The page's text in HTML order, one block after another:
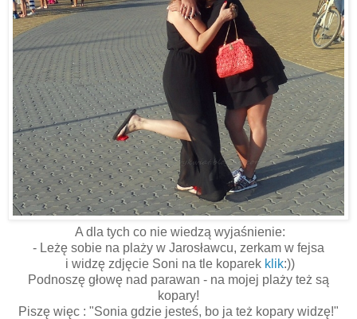
A dla tych co nie wiedzą wyjaśnienie:
- Leżę sobie na plaży w Jarosławcu, zerkam w fejsa
i widzę zdjęcie Soni na tle koparek klik:))
Podnoszę głowę nad parawan - na mojej plaży też są
kopary!
Piszę więc : "Sonia gdzie jesteś, bo ja też kopary widzę!"